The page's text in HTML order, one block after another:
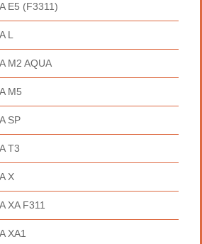
E5 (F3311)
L
M2 AQUA
M5
SP
T3
X
XA F311
XA1